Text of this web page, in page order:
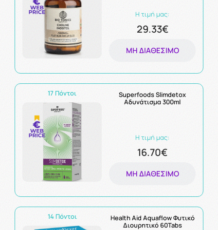
Η τιμή μας:
29.33€
ΜΗ ΔΙΑΘΈΣΙΜΟ
17 Πόντοι
Superfoods Slimdetox
Αδυνάτισμα 300ml
Η τιμή μας:
16.70€
ΜΗ ΔΙΑΘΈΣΙΜΟ
14 Πόντοι
Health Aid Aquaflow Φυτικό
Διουρητικό 60Tabs